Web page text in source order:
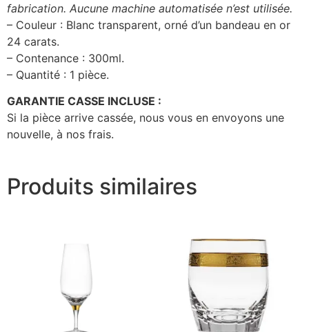
fabrication. Aucune machine automatisée n’est utilisée.
– Couleur : Blanc transparent, orné d’un bandeau en or
24 carats.
– Contenance : 300ml.
– Quantité : 1 pièce.
GARANTIE CASSE INCLUSE :
Si la pièce arrive cassée, nous vous en envoyons une
nouvelle, à nos frais.
Produits similaires